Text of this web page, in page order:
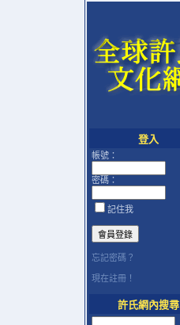
登入
帳號：
密碼：
記住我
忘記密碼？
現在註冊！
許氏網內搜尋